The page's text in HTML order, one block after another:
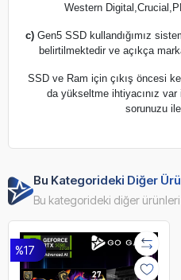
Western
c) Gen5 SSD kullandığımız
belirtilmektedir ve açıkça
SSD ve Ram için çıkış öncesi
da yükseltme ihtiyacınız var
sorunuzu
Bu Kategorideki Diğer
Bu kategorideki diğer
%17